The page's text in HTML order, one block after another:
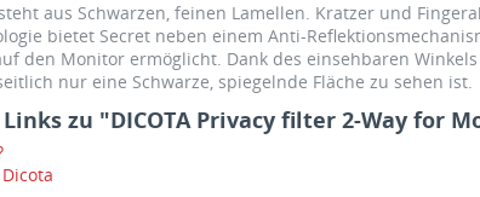
aus Schwarzen, feinen Lamellen. Kratzer und
bietet Secret neben einem Anti-
den Monitor ermöglicht. Dank des einsehbaren
nur eine Schwarze, spiegelnde Fläche zu sehen ist.
zu "DICOTA Privacy filter 2-Way for